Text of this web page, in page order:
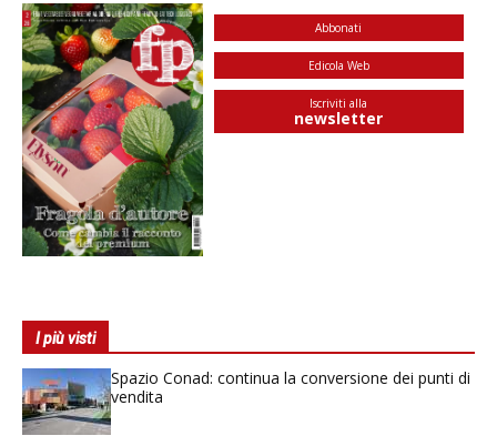
Abbonati
Edicola Web
Iscriviti alla
newsletter
I più visti
Spazio Conad: continua la conversione dei punti di
vendita